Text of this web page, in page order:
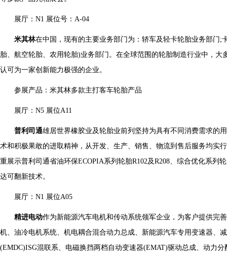
展厅：N1 展位号：A-04
米其林在中国，现有的主要业务部门为：轿车及轻卡轮胎业务部门;
胎、航空轮胎、农用轮胎)业务部门。在全球范围的轮胎制造行业中，
认可为一家创新能力极强的企业。
参展产品：米其林多款主打客车轮胎产品
展厅：N5 展位A11
普利司通雄居世界橡胶业及轮胎业前列坚持为具有不同消费需求的
术和积极果敢的进取精神，从开发、生产、销售、物流到售后服务均实
重展示普利司通省油环保ECOPIA系列轮胎R102及R208、综合优化系列
达可翻新技术。
展厅：N1 展位A05
精进电动作为新能源汽车电机和传动系统领军企业，为客户提供完
机、油冷电机系统、机电耦合混合动力总成、新能源汽车专用变速器、
(EMDC)ISG混联系、电磁换挡两档自动变速器(EMAT)驱动总成、动力